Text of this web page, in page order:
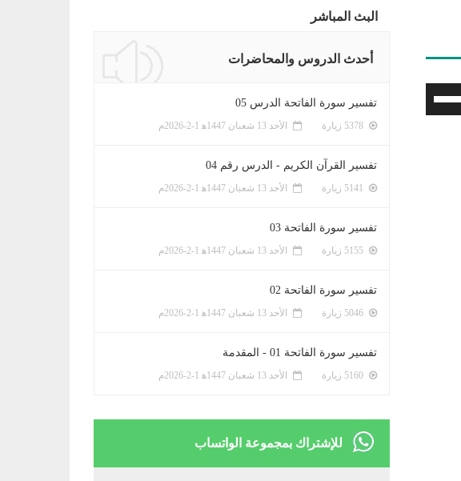
البث المباشر
أحدث الدروس والمحاضرات
تفسير سورة الفاتحة الدرس 05
الأحد 13 شعبان 1447ﻫ 1-2-2026م
تفسير القرآن الكريم - الدرس رقم 04
الأحد 13 شعبان 1447ﻫ 1-2-2026م
تفسير سورة الفاتحة 03
الأحد 13 شعبان 1447ﻫ 1-2-2026م
تفسير سورة الفاتحة 02
الأحد 13 شعبان 1447ﻫ 1-2-2026م
تفسير سورة الفاتحة 01 - المقدمة
الأحد 13 شعبان 1447ﻫ 1-2-2026م
للإشتراك بمجموعة الواتساب